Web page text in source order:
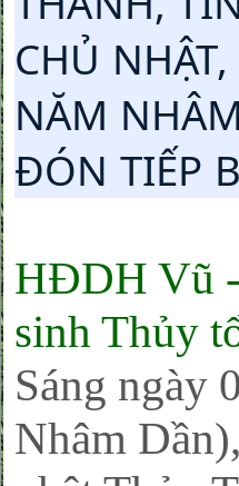
CHỦ
NĂM
ĐÓN TIẾP
HĐDH Vũ -
sinh Thủy
Sáng ngày
Nhâm